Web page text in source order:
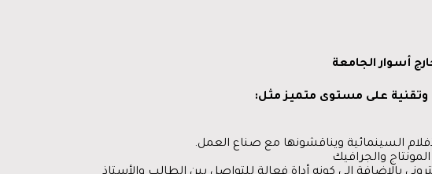
أسوار الجامعة
وتقنية على مستوى متميز مثل:
السينمائية ويناقشونها مع صناع العمل.